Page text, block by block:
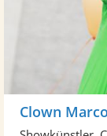
Clown Marco